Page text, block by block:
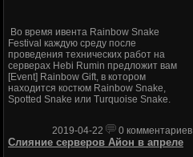
Во время ивента Rainbow Snake
Festival каждую среду после
проведения технических работ на
серверах Hebi Rumin предложит вам
[Event] Rainbow Gift, в котором
находится костюм Rainbow Snake,
Spotted Snake или Turquoise Snake.
2019-04-22 0 комментариев
Слияние серверов Айон в апреле